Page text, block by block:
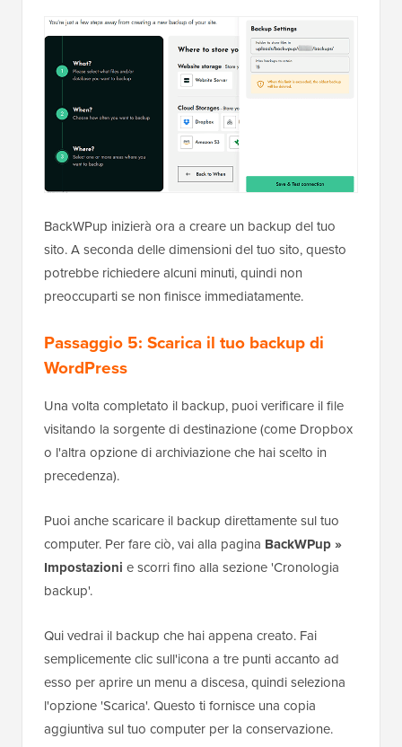
BackWPup inizierà ora a creare un backup del tuo
sito. A seconda delle dimensioni del tuo sito, questo
potrebbe richiedere alcuni minuti, quindi non
preoccuparti se non finisce immediatamente.
Passaggio 5: Scarica il tuo backup di
WordPress
Una volta completato il backup, puoi verificare il file
visitando la sorgente di destinazione (come Dropbox
o l'altra opzione di archiviazione che hai scelto in
precedenza).
Puoi anche scaricare il backup direttamente sul tuo
computer. Per fare ciò, vai alla pagina BackWPup »
Impostazioni e scorri fino alla sezione 'Cronologia
backup'.
Qui vedrai il backup che hai appena creato. Fai
semplicemente clic sull'icona a tre punti accanto ad
esso per aprire un menu a discesa, quindi seleziona
l'opzione 'Scarica'. Questo ti fornisce una copia
aggiuntiva sul tuo computer per la conservazione.